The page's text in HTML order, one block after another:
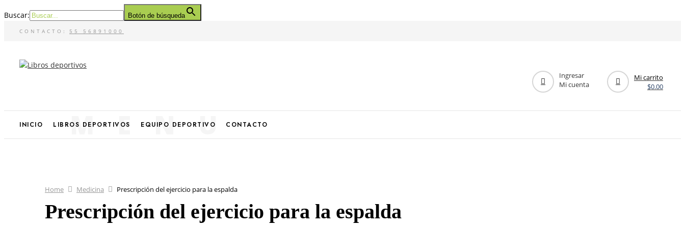
Buscar: Botón de búsqueda
CONTACTO: 55 56891000
Ingresar
Mi cuenta
Mi carrito
$0.00
INICIO LIBROS DEPORTIVOS EQUIPO DEPORTIVO CONTACTO
MENU
Home Medicina Prescripción del ejercicio para la espalda
Prescripción del ejercicio para la espalda